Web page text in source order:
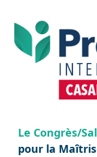
Le Congrès/
pour la